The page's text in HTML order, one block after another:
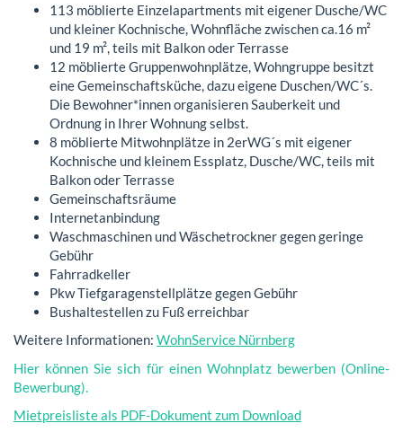
113 möblierte Einzelapartments mit eigener Dusche/WC
und kleiner Kochnische, Wohnfläche zwischen ca.16 m²
und 19 m², teils mit Balkon oder Terrasse
12 möblierte Gruppenwohnplätze, Wohngruppe besitzt
eine Gemeinschaftsküche, dazu eigene Duschen/WC´s.
Die Bewohner*innen organisieren Sauberkeit und
Ordnung in Ihrer Wohnung selbst.
8 möblierte Mitwohnplätze in 2erWG´s mit eigener
Kochnische und kleinem Essplatz, Dusche/WC, teils mit
Balkon oder Terrasse
Gemeinschaftsräume
Internetanbindung
Waschmaschinen und Wäschetrockner gegen geringe
Gebühr
Fahrradkeller
Pkw Tiefgaragenstellplätze gegen Gebühr
Bushaltestellen zu Fuß erreichbar
Weitere Informationen: WohnService Nürnberg
Hier können Sie sich für einen Wohnplatz bewerben (Online-
Bewerbung).
Mietpreisliste als PDF-Dokument zum Download